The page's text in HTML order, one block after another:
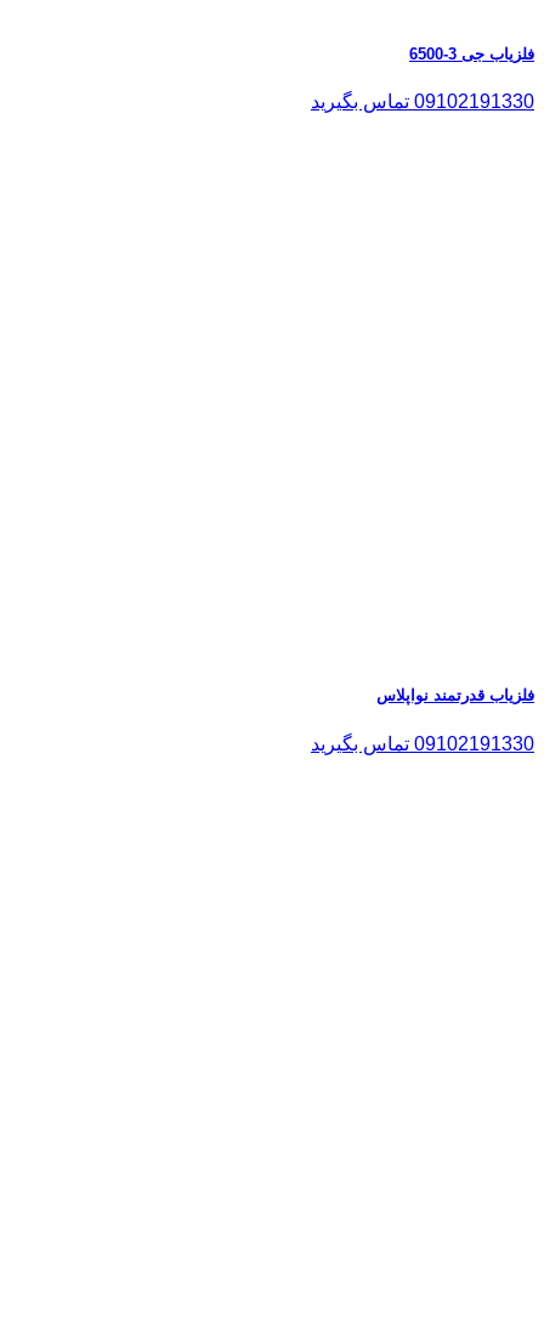
فلزیاب جی 3-6500
09102191330 تماس بگیرید
فلزیاب قدرتمند نواپلاس
09102191330 تماس بگیرید